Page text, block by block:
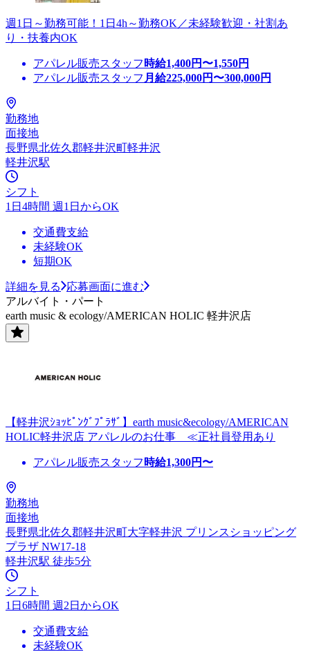
週1日～勤務可能！1日4h～勤務OK／未経験歓迎・社割あ
り・扶養内OK
アパレル販売スタッフ 時給1,400円〜1,550円
アパレル販売スタッフ 月給225,000円〜300,000円
勤務地
面接地
長野県北佐久郡軽井沢町軽井沢
軽井沢駅
シフト
1日4時間 週1日からOK
交通費支給
未経験OK
短期OK
詳細を見る
応募画面に進む
アルバイト・パート
earth music & ecology/AMERICAN HOLIC 軽井沢店
【軽井沢ｼｮｯﾋﾟﾝｸﾞﾌﾟﾗｻﾞ】earth music&ecology/AMERICAN
HOLIC軽井沢店 アパレルのお仕事 ≪正社員登用あり
アパレル販売スタッフ 時給1,300円〜
勤務地
面接地
長野県北佐久郡軽井沢町大字軽井沢 プリンスショッピング
プラザ NW17-18
軽井沢駅 徒歩5分
シフト
1日6時間 週2日からOK
交通費支給
未経験OK